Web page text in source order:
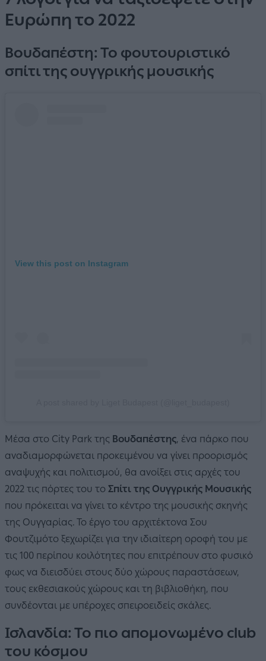
Ευρώπη το 2022
Βουδαπέστη: Το φουτουριστικό
σπίτι της ουγγρικής μουσικής
View this post on Instagram
Μέσα στο City Park της Βουδαπέστης, ένα πάρκο που
αναδιαμορφώνεται προκειμένου να γίνει προορισμός
αναψυχής και πολιτισμού, θα ανοίξει στις αρχές του
2022 τις πόρτες του το Σπίτι της Ουγγρικής Μουσικής
που πρόκειται να γίνει το κέντρο της μουσικής σκηνής
της Ουγγαρίας. Το έργο του αρχιτέκτονα Σου
Φουτζιμότο ξεχωρίζει για την ιδιαίτερη οροφή του με
τις 100 περίπου κοιλότητες που επιτρέπουν στο φυσικό
φως να διεισδύει στους δύο χώρους παραστάσεων,
τους εκθεσιακούς χώρους και τη βιβλιοθήκη, που
συνδέονται με υπέροχες σπειροειδείς σκάλες.
Ισλανδία: Το πιο απομονωμένο club
του κόσμου